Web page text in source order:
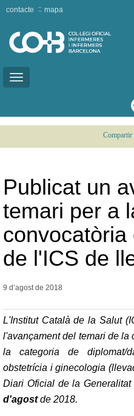
Toggle
contacte mapa
Compartir
Publicat un
temari per a
de l'ICS de
9 d’agost de 2018
L'Institut Català de la Salut
l'avançament del temari de la
la categoria de diplomat/
obstetrícia i ginecologia
Diari Oficial de la
d'agostde 2018.